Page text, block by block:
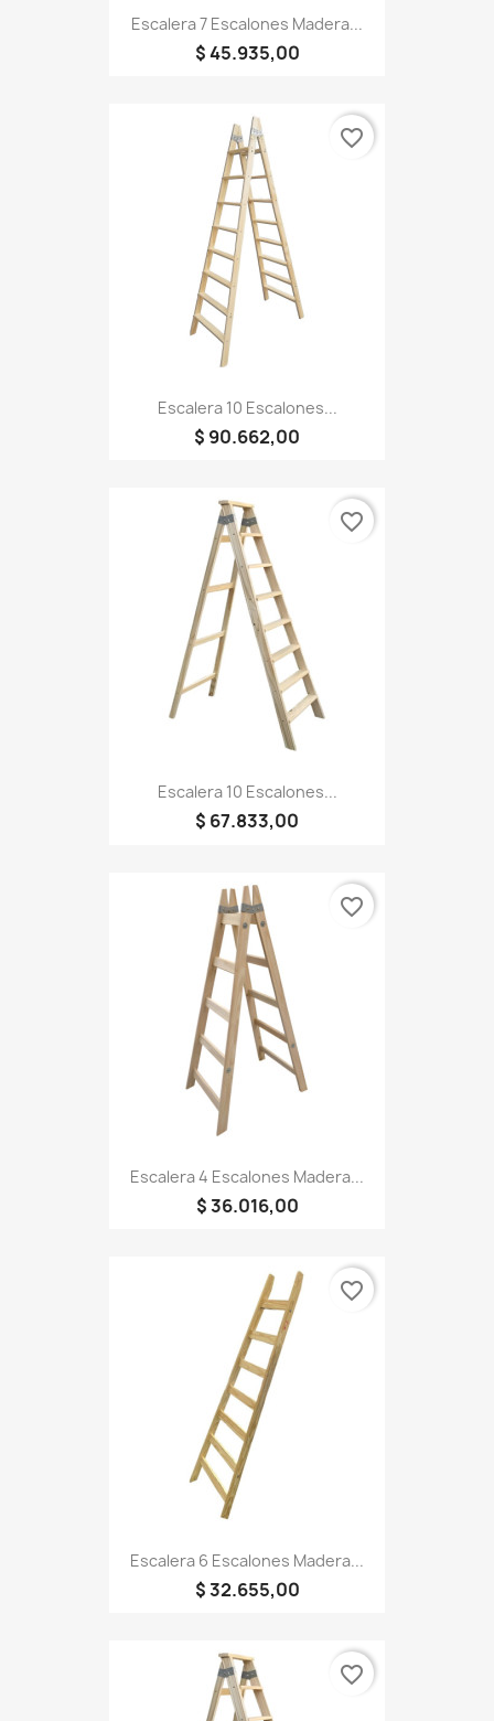
Escalera 7 Escalones Madera...
$ 45.935,00
Escalera 10 Escalones...
$ 90.662,00
favorite_border
Escalera 10 Escalones...
$ 67.833,00
favorite_border
Escalera 4 Escalones Madera...
$ 36.016,00
favorite_border
Escalera 6 Escalones Madera...
$ 32.655,00
favorite_border
favorite_border